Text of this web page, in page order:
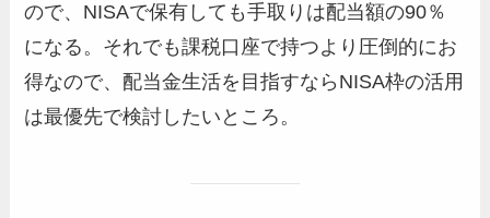
ので、NISAで保有しても手取りは配当額の90％
になる。それでも課税口座で持つより圧倒的にお
得なので、配当金生活を目指すならNISA枠の活用
は最優先で検討したいところ。